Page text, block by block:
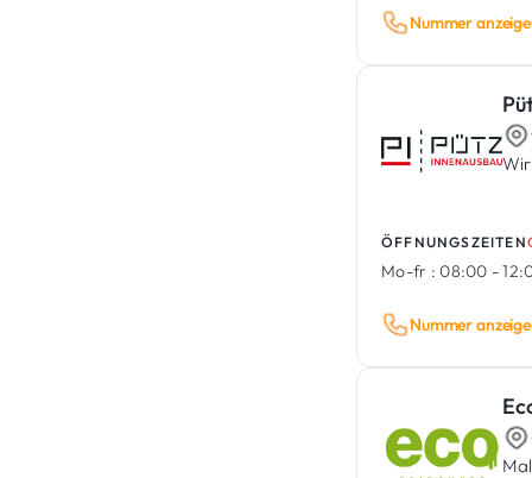
Nummer
ÖFFNUNGSZEITEN
Mo-fr : 08:00 -
Nummer